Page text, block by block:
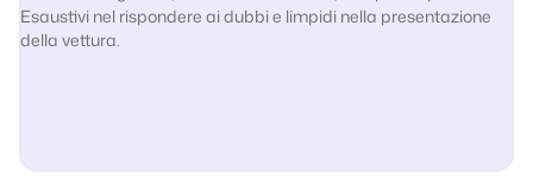
gentilezza dello staff e per tutte le fasi dell'acquisto.Grazie